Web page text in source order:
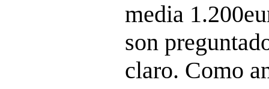
media
son
claro. Como